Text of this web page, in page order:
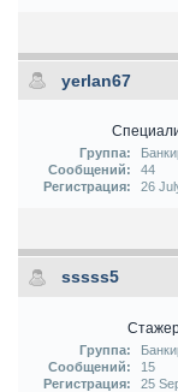
yerlan67
Группа:
Сообщений:
44
Регистрация:
26
sssss5
Группа:
Сообщений:
15
Регистрация:
25